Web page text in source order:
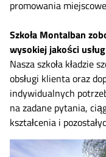
promowania
Szkoła Montalban
wysokiej jakości
Nasza szkoła kładzie
obsługi klienta oraz
indywidualnych
na zadane pytania,
kształcenia i